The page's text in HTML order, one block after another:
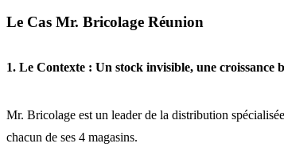
Le Cas Mr. Bricolage Réunion
1. Le Contexte : Un stock invisible, une croissance
Mr. Bricolage est un leader de la distribution
chacun de ses 4 magasins.